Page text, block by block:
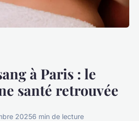
à Paris : le
santé retrouvée
20256 min de lecture